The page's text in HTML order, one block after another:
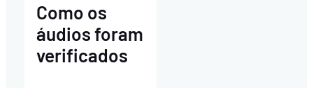
Como os
áudios foram
verificados